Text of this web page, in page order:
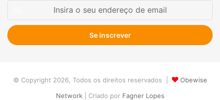
seu
endereço
de
© Copyright 2026, Todos os direitos reservados |
Obewise
Network| Criado porFagner Lopes